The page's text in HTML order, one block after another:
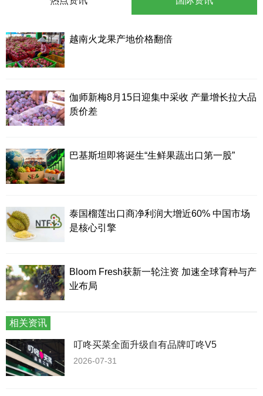
越南火龙果产地价格翻倍
伽师新梅8月15日迎集中采收 产量增长拉大品
质价差
巴基斯坦即将诞生“生鲜果蔬出口第一股”
泰国榴莲出口商净利润大增近60% 中国市场
是核心引擎
Bloom Fresh获新一轮注资 加速全球育种与产
业布局
相关资讯
叮咚买菜全面升级自有品牌叮咚V5
2026-07-31